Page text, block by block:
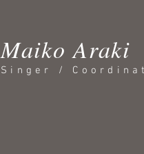
Maiko Araki
Singer /